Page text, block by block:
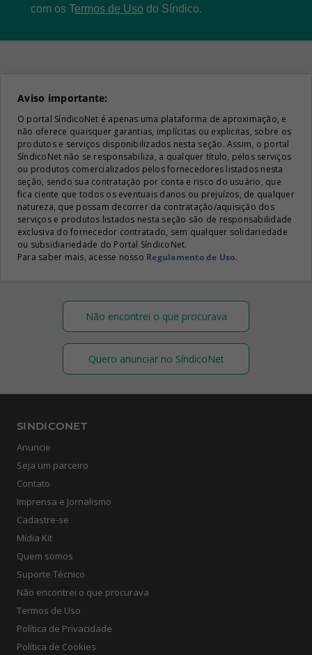
com os Termos de Uso do Síndico.
Aviso importante:
O portal SíndicoNet é apenas uma plataforma de aproximação, e
não oferece quaisquer garantias, implícitas ou explicitas, sobre os
produtos e serviços disponibilizados nesta seção. Assim, o portal
SíndicoNet não se responsabiliza, a qualquer título, pelos serviços
ou produtos comercializados pelos fornecedores listados nesta
seção, sendo sua contratação por conta e risco do usuário, que
fica ciente que todos os eventuais danos ou prejuízos, de qualquer
natureza, que possam decorrer da contratação/aquisição dos
serviços e produtos listados nesta seção são de responsabilidade
exclusiva do fornecedor contratado, sem qualquer solidariedade
ou subsidiariedade do Portal SíndicoNet.
Para saber mais, acesse nosso Regulamento de Uso.
Não encontrei o que procurava
Quero anunciar no SíndicoNet
SINDICONET
Anuncie
Seja um parceiro
Contato
Imprensa e Jornalismo
Cadastre-se
Mídia Kit
Quem somos
Suporte Técnico
Não encontrei o que procurava
Termos de Uso
Política de Privacidade
Política de Cookies